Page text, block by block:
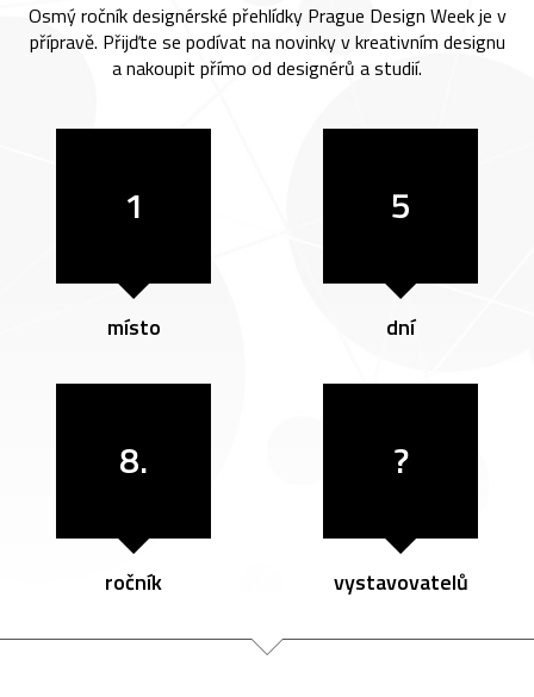
Osmý ročník designérské přehlídky Prague Design Week je v
přípravě. Přijďte se podívat na novinky v kreativním designu
a nakoupit přímo od designérů a studií.
1
místo
5
dní
8.
ročník
?
vystavovatelů